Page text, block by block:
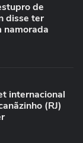
de
disse ter
namorada
internacional
(RJ)